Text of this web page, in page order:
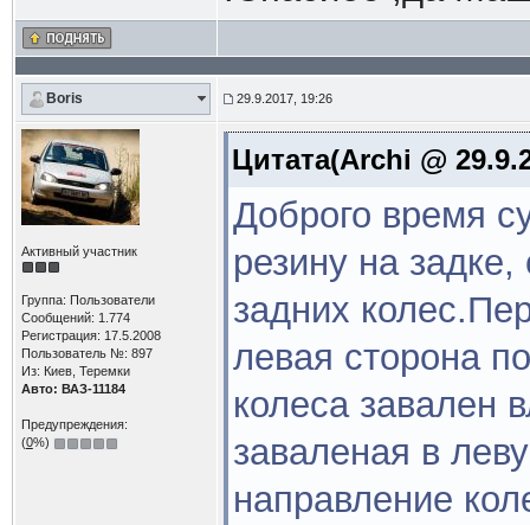
Boris 29.9.2017, 19:26
Активный участник
Группа: Пользователи
Сообщений: 1.774
Регистрация: 17.5.2008
Пользователь №: 897
Из: Киев, Теремки
Авто: ВАЗ-11184
Предупреждения:
(0%)
Цитата(Archi @
Доброго время
резину на
задних
левая сторона
колеса завален
заваленая в
направление